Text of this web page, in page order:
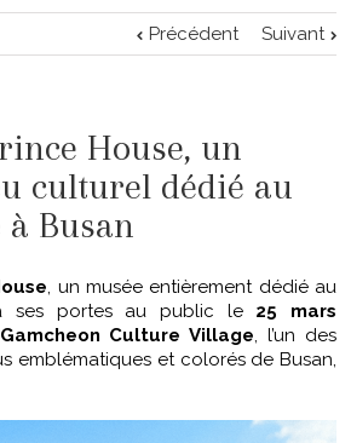
Précédent Suivant
House, un
culturel dédié au
Busan
, un musée entièrement dédié au
ses portes au public le 25 mars
Gamcheon Culture Village, l’un des
emblématiques et colorés de Busan,